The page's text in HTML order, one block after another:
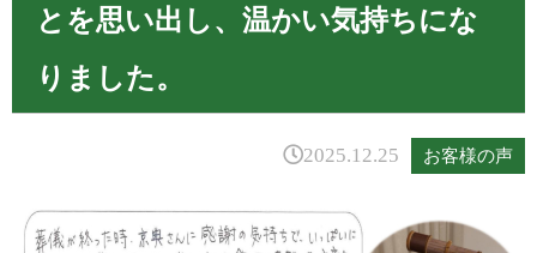
とを思い出し、温かい気持ちにな
りました。
2025.12.25 お客様の声